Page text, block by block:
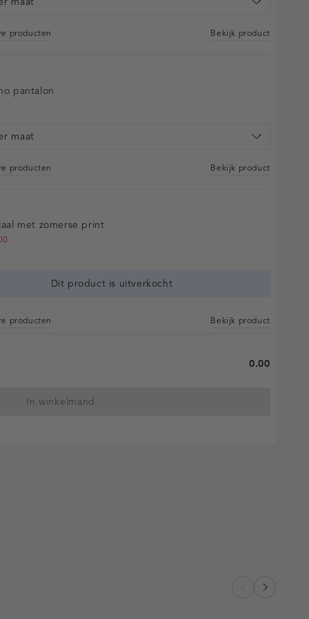
producten Bekijk product
pantalon
maat
producten Bekijk product
met zomerse print
Dit product is uitverkocht
producten Bekijk product
0.00
In winkelmand